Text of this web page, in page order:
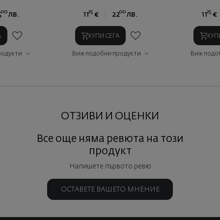
00 лв. 1125 € 2200 лв.
КУПИ СЕГА
Виж подобни продукти
1125 €
Виж
ОТЗИВИ И ОЦЕНКИ
Все още няма ревюта на този
продукт
Напишете първото ревю
ОСТАВЕТЕ ВАШЕТО МНЕНИЕ